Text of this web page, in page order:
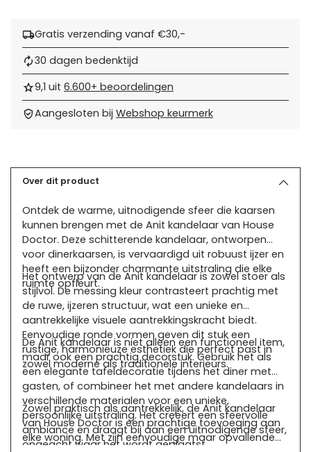
Gratis verzending vanaf €30,-
30 dagen bedenktijd
9,1 uit 6.600+ beoordelingen
Aangesloten bij Webshop keurmerk
toevoegen
aan
winkelwagen
Over dit product
Ontdek de warme, uitnodigende sfeer die kaarsen
kunnen brengen met de Anit kandelaar van House
Doctor. Deze schitterende kandelaar, ontworpen
voor dinerkaarsen, is vervaardigd uit robuust ijzer en
heeft een bijzonder charmante uitstraling die elke
ruimte opfleurt.
Het ontwerp van de Anit kandelaar is zowel stoer als
stijlvol. De messing kleur contrasteert prachtig met
de ruwe, ijzeren structuur, wat een unieke en
aantrekkelijke visuele aantrekkingskracht biedt.
Eenvoudige ronde vormen geven dit stuk een
rustige, harmonieuze esthetiek die perfect past in
zowel moderne als traditionele interieurs.
De Anit kandelaar is niet alleen een functioneel item,
maar ook een prachtig decorstuk. Gebruik het als
een elegante tafeldecoratie tijdens het diner met
gasten, of combineer het met andere kandelaars in
verschillende materialen voor een unieke,
persoonlijke uitstraling. Het creëert een sfeervolle
ambiance en draagt ​​bij aan een uitnodigende sfeer,
ongeacht waar het wordt geplaatst.
Zowel praktisch als aantrekkelijk, de Anit kandelaar
van House Doctor is een prachtige toevoeging aan
elke woning. Met zijn eenvoudige maar opvallende